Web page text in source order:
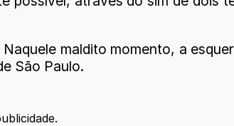
maldito momento, a
São Paulo.